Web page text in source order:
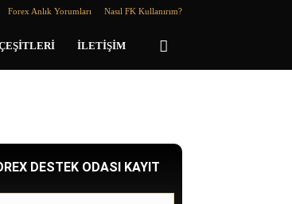
Forex Anlık Yorumları Nasıl FK Kullanırım?
İLETIŞIM
DESTEK ODASI KAYIT